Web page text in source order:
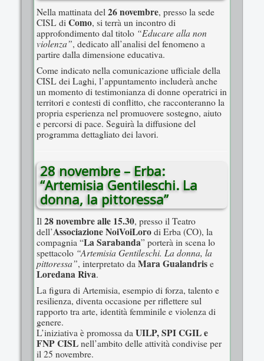
Nella mattinata del 26 novembre, presso la sede
CISL di Como, si terrà un incontro di
approfondimento dal titolo “Educare alla non
violenza”, dedicato all’analisi del fenomeno a
partire dalla dimensione educativa.
Come indicato nella comunicazione ufficiale della
CISL dei Laghi, l’appuntamento includerà anche
un momento di testimonianza di donne operatrici in
territori e contesti di conflitto, che racconteranno la
propria esperienza nel promuovere sostegno, aiuto
e percorsi di pace. Seguirà la diffusione del
programma dettagliato dei lavori.
28 novembre – Erba:
“Artemisia Gentileschi. La
donna, la pittoressa”
Il 28 novembre alle 15.30, presso il Teatro
dell’Associazione NoiVoiLoro di Erba (CO), la
compagnia “La Sarabanda” porterà in scena lo
spettacolo “Artemisia Gentileschi. La donna, la
pittoressa”, interpretato da Mara Gualandris e
Loredana Riva.
La figura di Artemisia, esempio di forza, talento e
resilienza, diventa occasione per riflettere sul
rapporto tra arte, identità femminile e violenza di
genere.
L’iniziativa è promossa da UILP, SPI CGIL e
FNP CISL nell’ambito delle attività condivise per
il 25 novembre.